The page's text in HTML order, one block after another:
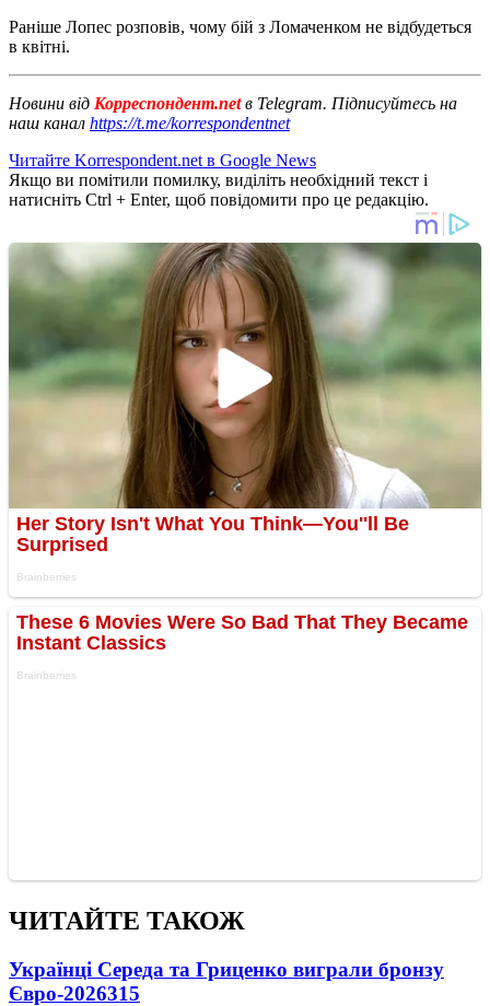
Раніше Лопес розповів, чому бій з Ломаченком не відбудеться
в квітні.
Новини від Корреспондент.netв Telegram. Підписуйтесь на
наш канал https://t.me/korrespondentnet
Читайте Korrespondent.net в Google News
Якщо ви помітили помилку, виділіть необхідний текст і
натисніть Ctrl + Enter, щоб повідомити про це редакцію.
ЧИТАЙТЕ ТАКОЖ
Українці Середа та Гриценко виграли бронзу
Євро-2026315